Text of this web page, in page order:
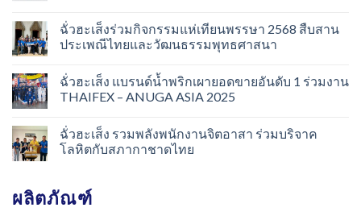
ฉั่วฮะเส็งร่วมกิจกรรมแห่เทียนพรรษา 2568 สืบสาน
ประเพณีไทยและวัฒนธรรมพุทธศาสนา
ฉั่วฮะเส็ง แบรนด์น้ำพริกเผายอดขายอันดับ 1 ร่วมงาน
THAIFEX – ANUGA ASIA 2025
ฉั่วฮะเส็ง รวมพลังพนักงานจิตอาสา ร่วมบริจาค
โลหิตกับสภากาชาดไทย
ผลิตภัณฑ์